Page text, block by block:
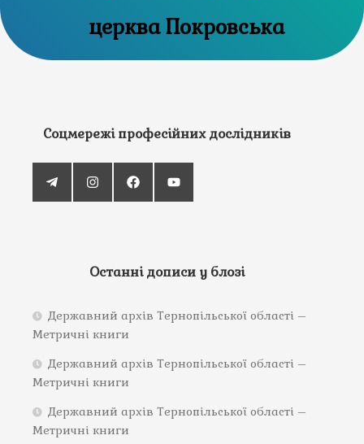
церква Покровська
Соцмережі професійних дослідників
Останні дописи у блозі
Державний архів Тернопільської області –
Метричні книги
Державний архів Тернопільської області –
Метричні книги
Державний архів Тернопільської області –
Метричні книги